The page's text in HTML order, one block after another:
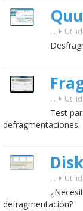
...
...
Test
defragmentaciones.
...
defragmentación?